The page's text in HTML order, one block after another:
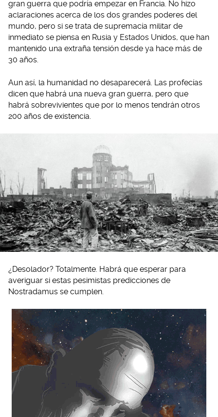
gran guerra que podría empezar en Francia. No hizo
aclaraciones acerca de los dos grandes poderes del
mundo, pero si se trata de supremacía militar de
inmediato se piensa en Rusia y Estados Unidos, que han
mantenido una extraña tensión desde ya hace más de
30 años.
Aun así, la humanidad no desaparecerá. Las profecías
dicen que habrá una nueva gran guerra, pero que
habrá sobrevivientes que por lo menos tendrán otros
200 años de existencia.
¿Desolador? Totalmente. Habrá que esperar para
averiguar si estas pesimistas predicciones de
Nostradamus se cumplen.